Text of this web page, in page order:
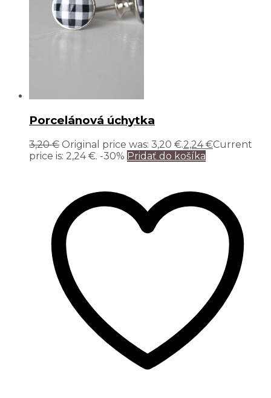
Porcelánová úchytka
3,20€ Original price was: 3,20 €.2,24€Current
price is: 2,24 €. -30% Pridať do košíka